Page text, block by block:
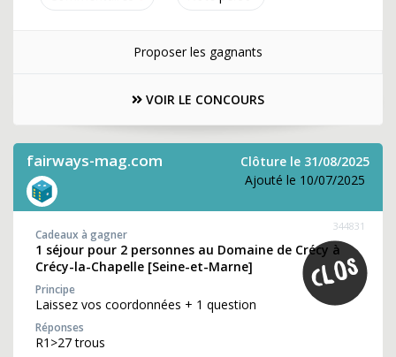
Proposer les gagnants
VOIR LE CONCOURS
fairways-mag.com
Clôture le 31/08/2025
Ajouté le 10/07/2025
344831
Cadeaux à gagner
1 séjour pour 2 personnes au Domaine de Crécy à
Crécy-la-Chapelle [Seine-et-Marne]
Principe
Laissez vos coordonnées + 1 question
Réponses
R1>27 trous